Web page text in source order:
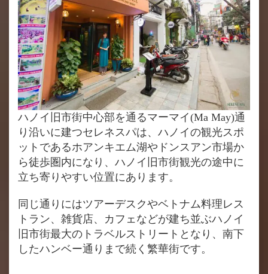
ハノイ旧市街中心部を通るマーマイ(Ma May)通
り沿いに建つセレネスパは、ハノイの観光スポ
ットであるホアンキエム湖やドンスアン市場か
ら徒歩圏内になり、ハノイ旧市街観光の途中に
立ち寄りやすい位置にあります。
同じ通りにはツアーデスクやベトナム料理レス
トラン、雑貨店、カフェなどが建ち並ぶハノイ
旧市街最大のトラベルストリートとなり、南下
したハンベー通りまで続く繁華街です。